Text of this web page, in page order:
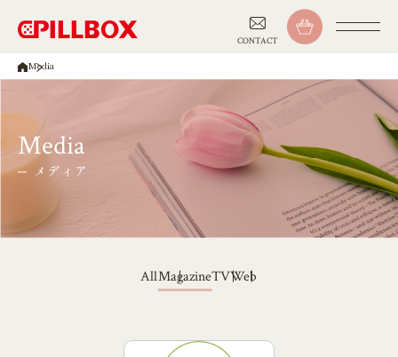
CONTACT
Media
Media
メディア
AllMagazineTVWeb